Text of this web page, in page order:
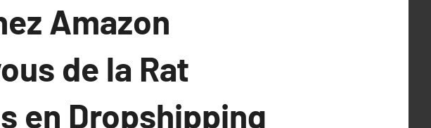
Amazon
de la Rat
en Dropshipping